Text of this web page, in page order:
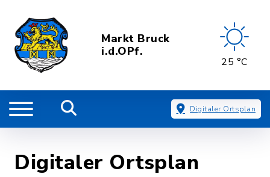
Markt Bruck
i.d.OPf.
25 °C
Digitaler Ortsplan
Digitaler Ortsplan